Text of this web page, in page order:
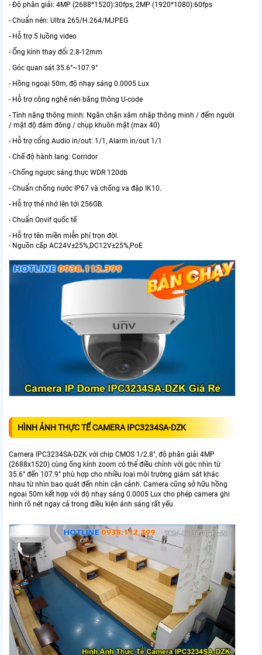
- Độ phân giải: 4MP (2688*1520):30fps, 2MP (1920*1080):60fps
- Chuẩn nén: Ultra 265/H.264/MJPEG
- Hỗ trợ 5 luồng video
- Ống kính thay đổi 2.8-12mm
. Góc quan sát 35.6°~107.9°
- Hồng ngoại 50m, độ nhạy sáng 0.0005 Lux
- Hỗ trợ công nghệ nén băng thông U-code
- Tính năng thông minh: Ngăn chặn xâm nhập thông minh / đếm người
/ mật độ đám đông / chụp khuôn mặt (max 40)
- Hỗ trợ cổng Audio in/out: 1/1, Alarm in/out 1/1
- Chế độ hành lang: Corridor
- Chống ngược sáng thực WDR 120db
- Chuẩn chống nước IP67 và chống va đập IK10.
- Hỗ trợ thẻ nhớ lên tới 256GB.
- Chuẩn Onvif quốc tế
- Hỗ trợ tên miền miễn phí trọn đời.
- Nguồn cấp AC24V±25%,DC12V±25%,PoE
HÌNH ẢNH THỰC TẾ CAMERA IPC3234SA-DZK
Camera IPC3234SA-DZK với chip CMOS 1/2.8", độ phân giải 4MP
(2688x1520) cùng ống kính zoom có thể điều chỉnh với góc nhìn từ
35.6° đến 107.9° phù hợp cho nhiều loại môi trường giám sát khác
nhau từ nhìn bao quát đến nhìn cận cảnh. Camera cũng sở hữu hồng
ngoại 50m kết hợp với độ nhạy sáng 0.0005 Lux cho phép camera ghi
hình rõ nét ngay cả trong điều kiện ánh sáng rất yếu.